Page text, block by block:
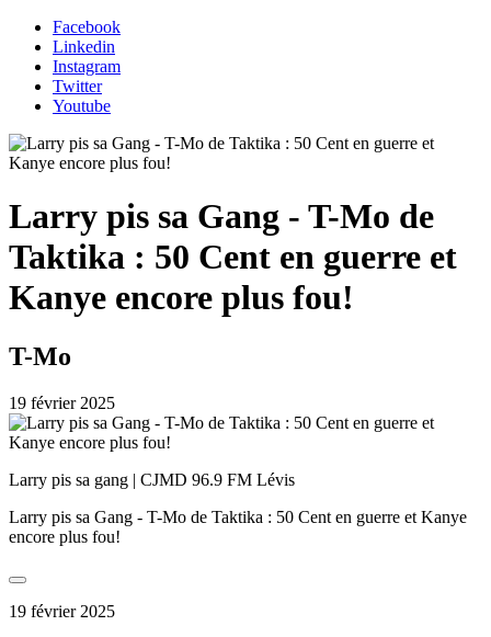
Facebook
Linkedin
Instagram
Twitter
Youtube
Larry pis sa Gang - T-Mo de
Taktika : 50 Cent en guerre et
Kanye encore plus fou!
T-Mo
19 février 2025
Larry pis sa gang | CJMD 96.9 FM Lévis
Larry pis sa Gang - T-Mo de Taktika : 50 Cent en guerre et Kanye
encore plus fou!
19 février 2025